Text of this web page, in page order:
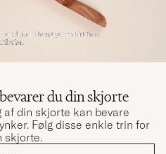
du din skjorte
din skjorte kan bevare
Følg disse enkle trin for
skjorte.